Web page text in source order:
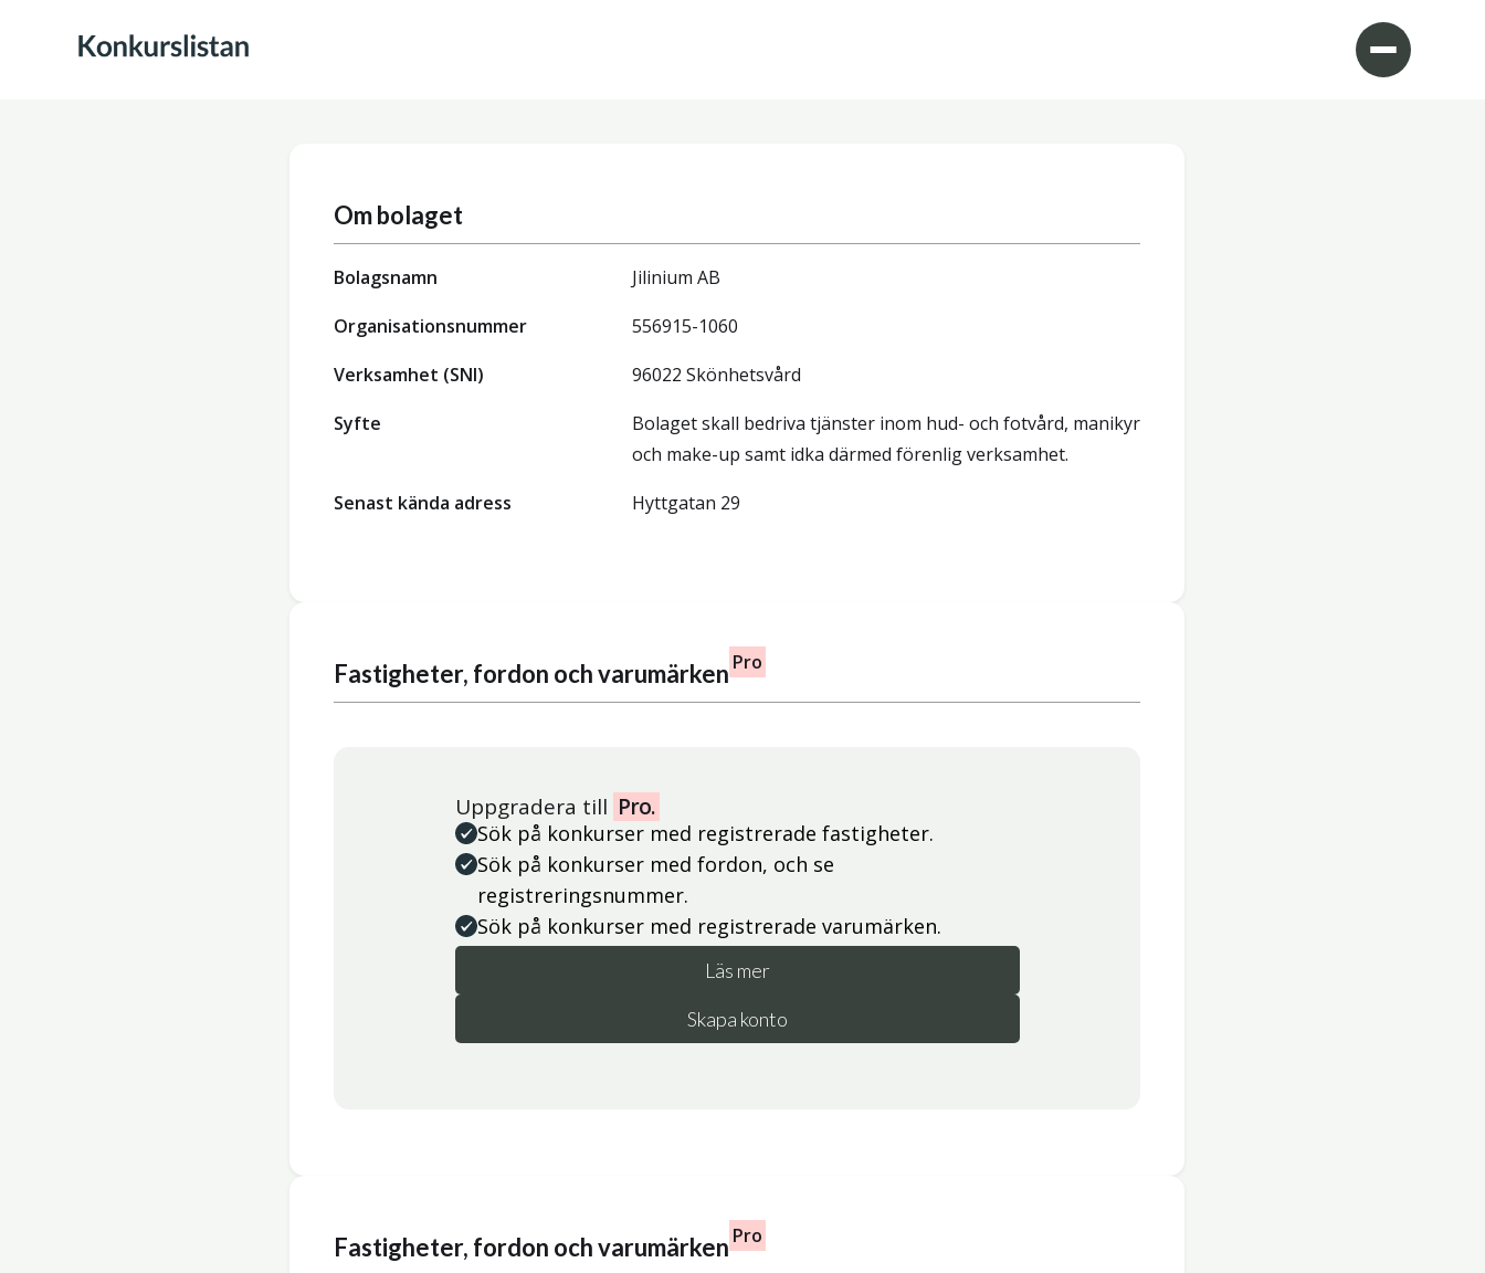
Om bolaget
Bolagsnamn
Jilinium AB
Organisationsnummer
556915-1060
Verksamhet (SNI)
96022 Skönhetsvård
Syfte
Bolaget skall bedriva tjänster inom hud- och fotvård, manikyr
och make-up samt idka därmed förenlig verksamhet.
Senast kända adress
Hyttgatan 29
Fastigheter, fordon och varumärken Pro
Uppgradera till Pro.
Sök på konkurser med registrerade fastigheter.
Sök på konkurser med fordon, och se
registreringsnummer.
Sök på konkurser med registrerade varumärken.
Läs mer
Skapa konto
Fastigheter, fordon och varumärken Pro